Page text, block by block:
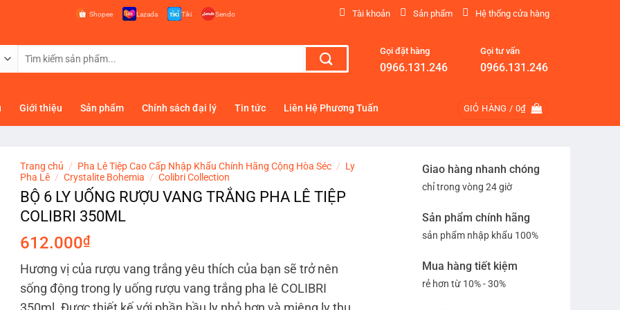
Shopee Lazada Tiki Sendo Tài khoản Sản phẩm Hệ thống cửa hàng
Tìm
Gọi đặt hàng
0966.131.246
Gọi tư vấn
0966.131.246
Giới thiệu Sản phẩm Chính sách đại lý Tin tức Liên Hệ Phương Tuấn GIỎ HÀNG / 0₫
Giao hàng nhanh chóng
chỉ trong vòng 24 giờ
Sản phẩm chính hãng
sản phẩm nhập khẩu 100%
Mua hàng tiết kiệm
rẻ hơn từ 10% - 30%
Trang chủ / Pha Lê Tiệp Cao Cấp Nhập Khẩu Chính Hãng Cộng Hòa Séc / Ly
Pha Lê / Crystalite Bohemia / Colibri Collection
BỘ 6 LY UỐNG RƯỢU VANG TRẮNG PHA LÊ TIỆP
COLIBRI 350ML
612.000₫
Hương vị của rượu vang trắng yêu thích của bạn sẽ trở nên
sống động trong ly uống rượu vang trắng pha lê COLIBRI